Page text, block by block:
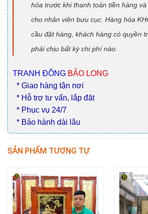
hóa trước khi thanh toán tiền hàng
cho nhân viên bưu cục. Hàng hóa
cầu đặt hàng, khách hàng có quyền
phải chịu bất kỳ chi phí nào.
TRANH ĐỒNG BẢO LONG
* Giao hàng tận nơi
* Hỗ trợ tư vấn, lắp đặt
* Phục vụ 24/7
* Bảo hành dài lâu
SẢN PHẨM TƯƠNG TỰ